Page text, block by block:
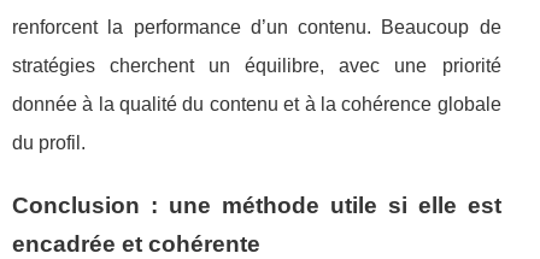
renforcent la performance d’un contenu. Beaucoup de
stratégies cherchent un équilibre, avec une priorité
donnée à la qualité du contenu et à la cohérence globale
du profil.
Conclusion : une méthode utile si elle est
encadrée et cohérente